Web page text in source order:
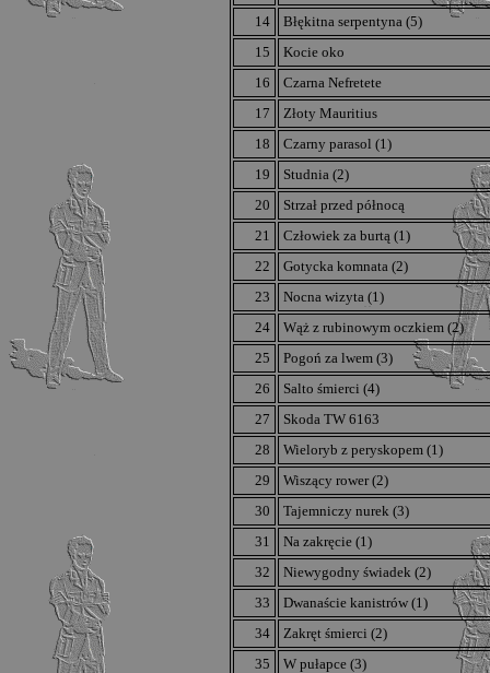
14
Błękitna serpentyna (5)
15
Kocie oko
16
Czarna Nefretete
17
Złoty Mauritius
18
Czarny parasol (1)
19
Studnia (2)
20
Strzał przed północą
21
Człowiek za burtą (1)
22
Gotycka komnata (2)
23
Nocna wizyta (1)
24
Wąż z rubinowym oczkiem (2)
25
Pogoń za lwem (3)
26
Salto śmierci (4)
27
Skoda TW 6163
28
Wieloryb z peryskopem (1)
29
Wiszący rower (2)
30
Tajemniczy nurek (3)
31
Na zakręcie (1)
32
Niewygodny świadek (2)
33
Dwanaście kanistrów (1)
34
Zakręt śmierci (2)
35
W pułapce (3)